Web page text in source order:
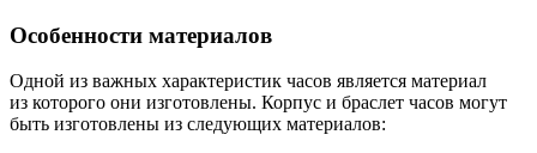
Особенности материалов
Одной из важных характеристик часов является материал
из которого они изготовлены. Корпус и браслет часов могут
быть изготовлены из следующих материалов: